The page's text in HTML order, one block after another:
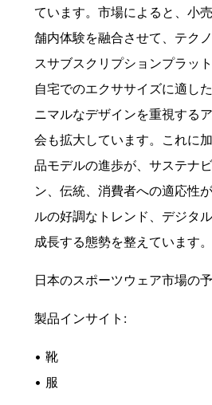
ています。市場によると、小
舗内体験を融合させて、テク
スサブスクリプションプラッ
自宅でのエクササイズに適し
ニマルなデザインを重視する
会も拡大しています。これに
品モデルの進歩が、サステナ
ン、伝統、消費者への適応性
ルの好調なトレンド、デジタ
成長する態勢を整えています。
日本のスポーツウェア市場の
製品インサイト:
• 靴
• 服